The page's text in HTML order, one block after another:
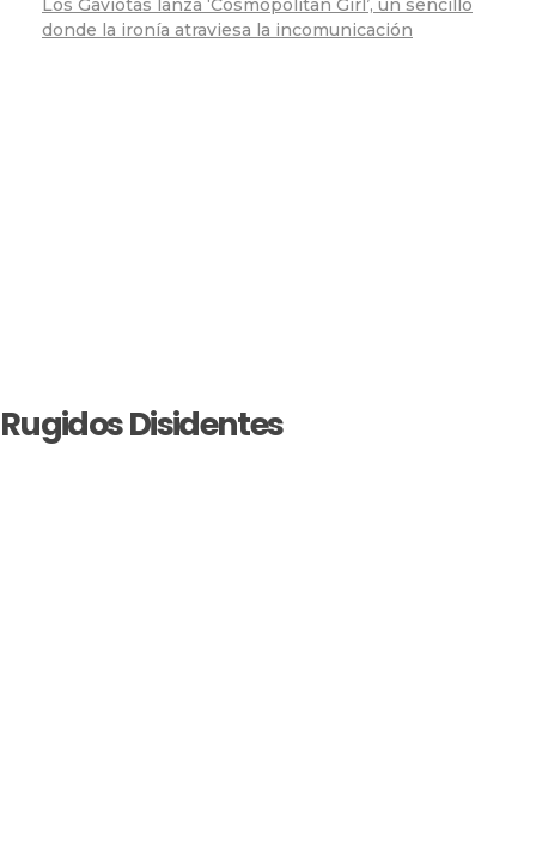
Los Gaviotas lanza ‘Cosmopolitan Girl’, un sencillo
donde la ironía atraviesa la incomunicación
Rugidos Disidentes